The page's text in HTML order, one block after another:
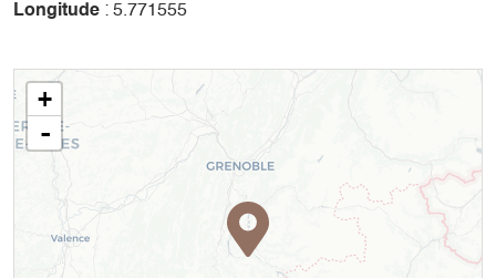
Longitude : 5.771555
+
-